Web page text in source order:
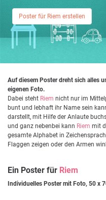
Poster für Riem erstellen
Auf diesem Poster dreht sich alles
eigenen Foto.
Dabei steht Riem nicht nur im
bunt und lebhaft ihr Name sein
darstellt, mit Hilfe der Anlaute
und ganz nebenbei kann Riem mit
gesamte Alphabet in
Flaggen zeigen oder den Armen
Ein Poster für Riem
Individuelles Poster mit Foto, 50 x